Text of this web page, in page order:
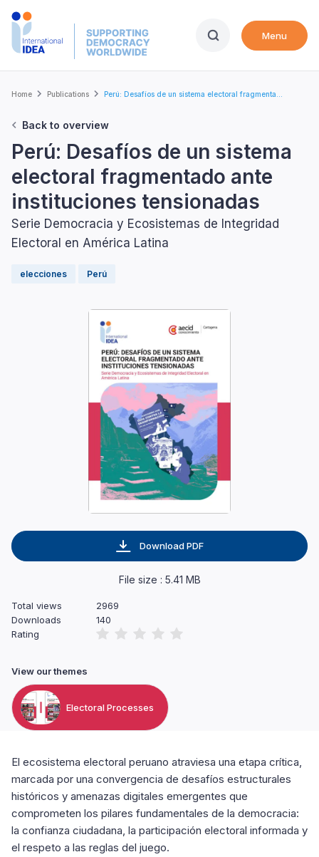
Skip
Menu
Breadcrumb
Home Publications Perú: Desafíos de un sistema electoral fragmenta...
Back to overview
El ecosistema electoral peruano atraviesa una etapa crítica,
marcada por una convergencia de desafíos estructurales
históricos y amenazas digitales emergentes que
comprometen los pilares fundamentales de la democracia:
la confianza ciudadana, la participación electoral informada y
el respeto a las reglas del juego.
Perú: Desafíos de un sistema
electoral fragmentado ante
instituciones tensionadas
Serie Democracia y Ecosistemas de Integridad
Electoral en América Latina
elecciones Perú
Download PDF
File size : 5.41 MB
Total views
2969
Downloads
140
Rating
View our themes
Electoral Processes